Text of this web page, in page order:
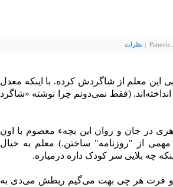
نظرات
این معلم از شاگردش کرده. با اینکه معدل
انداخته‌اند. (فقط نمی‌دونم چرا نوشته «شاگرد
در جان و روان این بچهء معصوم با اون
از "روزنامه" ساختن.) معلم به خیال
چه بلایی سر کودک داره درمیاره.
و فرت هر چی بهت می‌گیم ربطش می‌دی به